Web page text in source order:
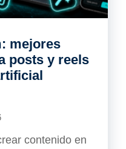
mejores
posts y reels
contenido en